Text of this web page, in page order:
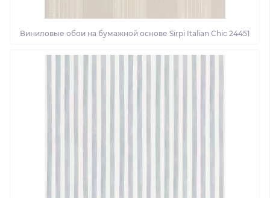
Виниловые обои на бумажной основе Sirpi Italian Chic 24451